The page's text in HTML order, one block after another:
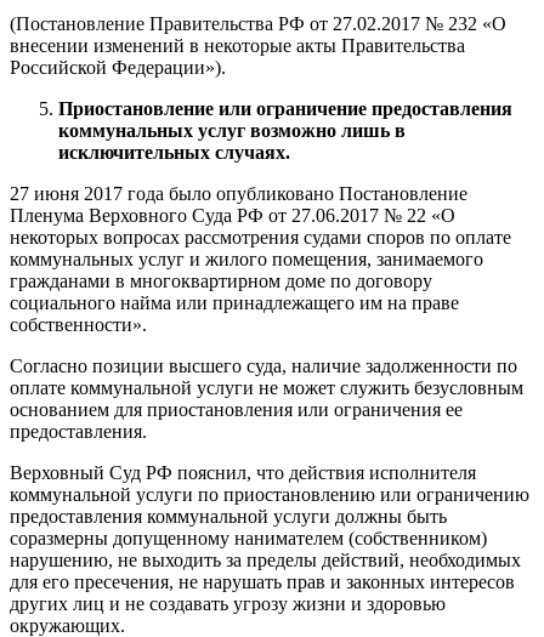
(Постановление Правительства РФ от 27.02.2017 № 232 «О
внесении изменений в некоторые акты Правительства
Российской Федерации»).
Приостановление или ограничение предоставления
коммунальных услуг возможно лишь в
исключительных случаях.
27 июня 2017 года было опубликовано Постановление
Пленума Верховного Суда РФ от 27.06.2017 № 22 «О
некоторых вопросах рассмотрения судами споров по оплате
коммунальных услуг и жилого помещения, занимаемого
гражданами в многоквартирном доме по договору
социального найма или принадлежащего им на праве
собственности».
Согласно позиции высшего суда, наличие задолженности по
оплате коммунальной услуги не может служить безусловным
основанием для приостановления или ограничения ее
предоставления.
Верховный Суд РФ пояснил, что действия исполнителя
коммунальной услуги по приостановлению или ограничению
предоставления коммунальной услуги должны быть
соразмерны допущенному нанимателем (собственником)
нарушению, не выходить за пределы действий, необходимых
для его пресечения, не нарушать прав и законных интересов
других лиц и не создавать угрозу жизни и здоровью
окружающих.